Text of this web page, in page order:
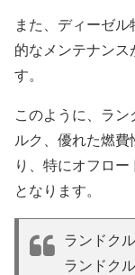
また、ディーゼ
的なメンテナンス
す。
このように、ラン
ルク、優れた燃
り、特にオフロ
となります。
ランドク
ランドク